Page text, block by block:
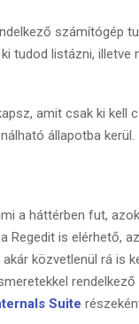
számítógép
tudod listázni, illetve
amit csak ki kell
állapotba kerül.
a háttérben fut,
Regedit is elérhető,
közvetlenül rá is
Suite